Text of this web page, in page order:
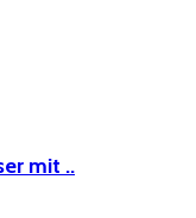
mit ..